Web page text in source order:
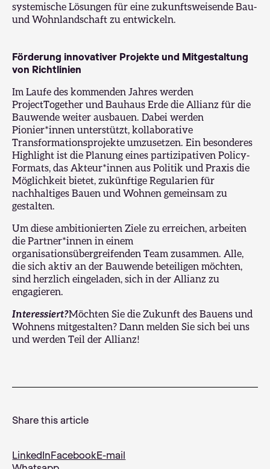
systemische Lösungen für eine zukunftsweisende Bau-
und Wohnlandschaft zu entwickeln.
Förderung innovativer Projekte und Mitgestaltung
von Richtlinien
Im Laufe des kommenden Jahres werden
ProjectTogether und Bauhaus Erde die Allianz für die
Bauwende weiter ausbauen. Dabei werden
Pionier*innen unterstützt, kollaborative
Transformationsprojekte umzusetzen. Ein besonderes
Highlight ist die Planung eines partizipativen Policy-
Formats, das Akteur*innen aus Politik und Praxis die
Möglichkeit bietet, zukünftige Regularien für
nachhaltiges Bauen und Wohnen gemeinsam zu
gestalten.
Um diese ambitionierten Ziele zu erreichen, arbeiten
die Partner*innen in einem
organisationsübergreifenden Team zusammen. Alle,
die sich aktiv an der Bauwende beteiligen möchten,
sind herzlich eingeladen, sich in der Allianz zu
engagieren.
Interessiert?Möchten Sie die Zukunft des Bauens und
Wohnens mitgestalten? Dann melden Sie sich bei uns
und werden Teil der Allianz!
Share this article
LinkedIn Facebook E-mail